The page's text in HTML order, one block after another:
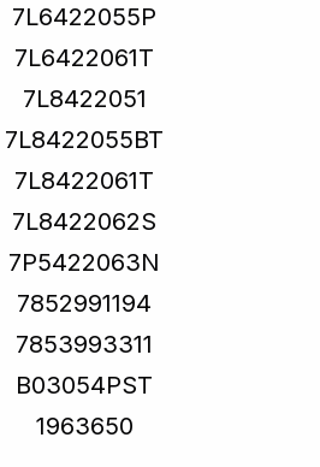
7L6422055P
7L6422061T
7L8422051
7L8422055BT
7L8422061T
7L8422062S
7P5422063N
7852991194
7853993311
B03054PST
1963650